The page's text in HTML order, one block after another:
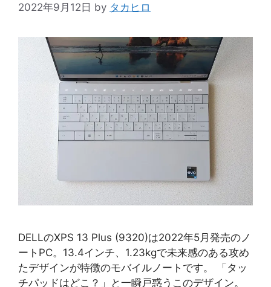
2022年9月12日 by タカヒロ
DELLのXPS 13 Plus (9320)は2022年5月発売のノ
ートPC。13.4インチ、1.23kgで未来感のある攻め
たデザインが特徴のモバイルノートです。 「タッ
チパッドはどこ？」と一瞬戸惑うこのデザイン。